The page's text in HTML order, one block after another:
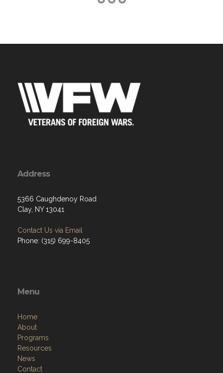
Address
5366 Caughdenoy Road
Clay, NY 13041
Contact Us via Email
Phone: (315) 699-8405
Menu
Home
About
Programs
Resources
News
Contact